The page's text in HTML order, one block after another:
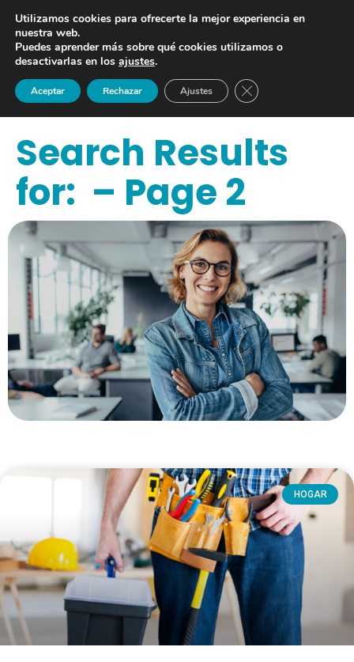
Search Results
for: – Page 2
HOGAR
Utilizamos cookies para ofrecerte la mejor experiencia en
nuestra web.
Puedes aprender más sobre qué cookies utilizamos o
desactivarlas en los ajustes.
Aceptar Rechazar Ajustes Cerrar el banner de